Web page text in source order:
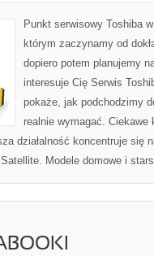
Punkt serwisowy Toshiba
którym zaczynamy od
dopiero potem planujemy
interesuje Cię Serwis
pokaże, jak podchodzimy
realnie wymagać. Ciekawe
działalność koncentruje się
Modele domowe i